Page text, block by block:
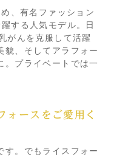
、有名ファッション
する人気モデル。日
がんを克服して活躍
貌、そしてアラフォー
。プライベートでは一
ースをご愛用く
す。でもライスフォー